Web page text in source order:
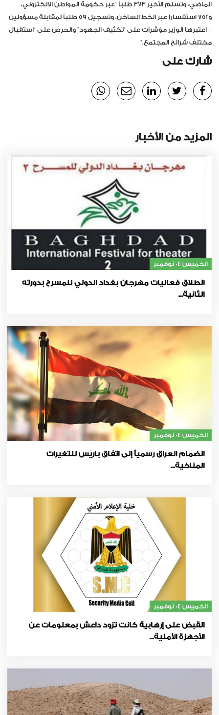
الماضي، وتسلم الأخير ٣٧٣ طلباً “عبر حكومة المواطن الالكتروني،
و٧٥٢ استفساراً عبر الخط الساخن، وتسجيل ٥٩ طلباً لمقابلة مسؤولين
– اعتبرها الوزير مؤشرات على “تكثيف الجهود” والحرص على “استقبال
مختلف شرائح المجتمع.”
شارك على
المزيد من الأخبار
الخميس 04 نوفمبر
انطلاق فعاليات مهرجان بغداد الدولي للمسرح بدورته
الثانية...
الخميس 04 نوفمبر
انضمام العراق رسمياً إلى اتفاق باريس للتغيرات
المناخية...
الخميس 04 نوفمبر
القبض على إرهابية كانت تزود داعش بمعلومات عن
الأجهزة الأمنية...